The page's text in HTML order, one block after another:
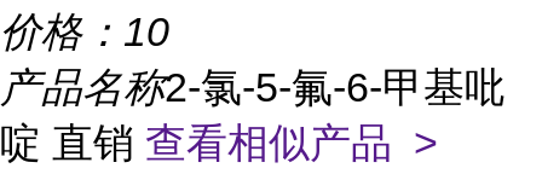
价格： 10
产品名称2-氯-5-氟-6-甲基吡
啶 直销 查看相似产品 >